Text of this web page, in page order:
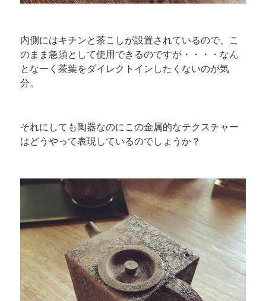
内側にはキチンと茶こしが設置されているので、こ
のまま急須として使用できるのですが・・・・なん
となーく茶葉をダイレクトインしたくないのが気
分。
それにしても陶器なのにこの金属的なテクスチャー
はどうやって表現しているのでしょうか？